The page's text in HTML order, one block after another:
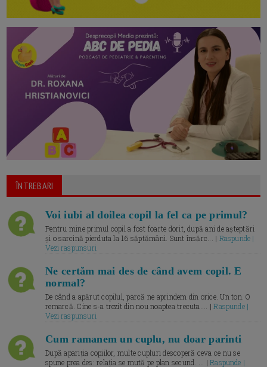
ÎNTREBARI
Voi iubi al doilea copil la fel ca pe primul?
Pentru mine primul copil a fost foarte dorit, după ani de așteptări
și o sarcină pierduta la 16 săptămâni. Sunt însărc... | Raspunde |
Vezi raspunsuri
Ne certăm mai des de când avem copil. E
normal?
De când a apărut copilul, parcă ne aprindem din orice. Un ton. O
remarcă. Cine s-a trezit din nou noaptea trecuta.... |Raspunde |
Vezi raspunsuri
Cum ramanem un cuplu, nu doar parinti
După apariția copiilor, multe cupluri descoperă ceva ce nu se
spune prea des: relația se mută pe plan secund. ... |Raspunde |